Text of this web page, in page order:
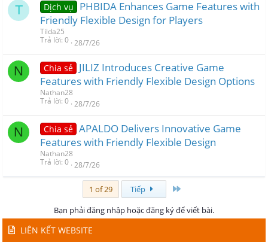
T Dịch vụ
PHBIDA Enhances Game Features with
Friendly Flexible Design for Players
Tilda25
Trả lời 0 28/7/26
N Chia sẻ JILIZ Introduces Creative Game
Features with Friendly Flexible Design Options
Nathan28
Trả lời 0 28/7/26
N Chia sẻ APALDO Delivers Innovative Game
Features with Friendly Flexible Design
Nathan28
Trả lời 0 28/7/26
1 of 29 Tiếp
Bạn phải đăng nhập hoặc đăng ký để viết bài.
LIÊN KẾT WEBSITE